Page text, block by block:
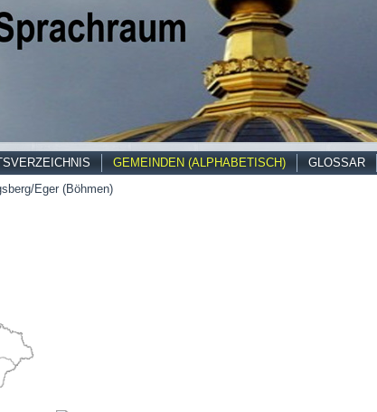
GEMEINDEN (ALPHABETISCH) GLOSSAR
Eger (Böhmen)